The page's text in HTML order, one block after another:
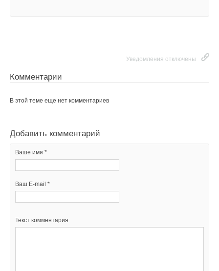
Уведомления отключены
Комментарии
В этой теме еще нет комментариев
Добавить комментарий
Ваше имя *
Ваш E-mail *
Текст комментария